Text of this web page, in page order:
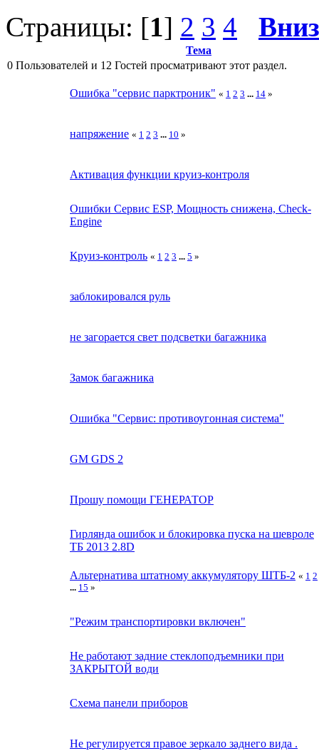
Страницы: [1] 2 3 4 Вниз
Тема
0 Пользователей и 12 Гостей просматривают этот раздел.
Ошибка "сервис парктроник" « 1 2 3 ... 14 »
напряжение « 1 2 3 ... 10 »
Активация функции круиз-контроля
Ошибки Сервис ESP, Мощность снижена, Check-
Engine
Круиз-контроль « 1 2 3 ... 5 »
заблокировался руль
не загорается свет подсветки багажника
Замок багажника
Ошибка "Сервис: противоугонная система"
GM GDS 2
Прошу помощи ГЕНЕРАТОР
Гирлянда ошибок и блокировка пуска на шевроле
ТБ 2013 2.8D
Альтернатива штатному аккумулятору ШТБ-2 « 1 2
... 15 »
"Режим транспортировки включен"
Не работают задние стеклоподъемники при
ЗАКРЫТОЙ води
Схема панели приборов
Не регулируется правое зеркало заднего вида .